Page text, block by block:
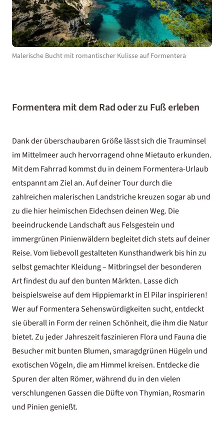
Malerische Bucht mit romantischer Kulisse auf Formentera
Formentera mit dem Rad oder zu Fuß erleben
Dank der überschaubaren Größe lässt sich die Trauminsel
im Mittelmeer auch hervorragend ohne Mietauto erkunden.
Mit dem Fahrrad kommst du in deinem Formentera-Urlaub
entspannt am Ziel an. Auf deiner Tour durch die
zahlreichen malerischen Landstriche kreuzen sogar ab und
zu die hier heimischen Eidechsen deinen Weg. Die
beeindruckende Landschaft aus Felsgestein und
immergrünen Pinienwäldern begleitet dich stets auf deiner
Reise. Vom liebevoll gestalteten Kunsthandwerk bis hin zu
selbst gemachter Kleidung – Mitbringsel der besonderen
Art findest du auf den bunten Märkten. Lasse dich
beispielsweise auf dem Hippiemarkt in El Pilar inspirieren!
Wer auf Formentera Sehenswürdigkeiten sucht, entdeckt
sie überall in Form der reinen Schönheit, die ihm die Natur
bietet. Zu jeder Jahreszeit faszinieren Flora und Fauna die
Besucher mit bunten Blumen, smaragdgrünen Hügeln und
exotischen Vögeln, die am Himmel kreisen. Entdecke die
Spuren der alten Römer, während du in den vielen
verschlungenen Gassen die Düfte von Thymian, Rosmarin
und Pinien genießt.